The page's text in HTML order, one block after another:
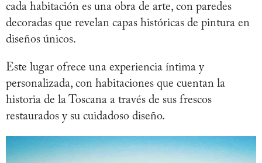
cada habitación es una obra de arte, con paredes
decoradas que revelan capas históricas de pintura en
diseños únicos.
Este lugar ofrece una experiencia íntima y
personalizada, con habitaciones que cuentan la
historia de la Toscana a través de sus frescos
restaurados y su cuidadoso diseño.